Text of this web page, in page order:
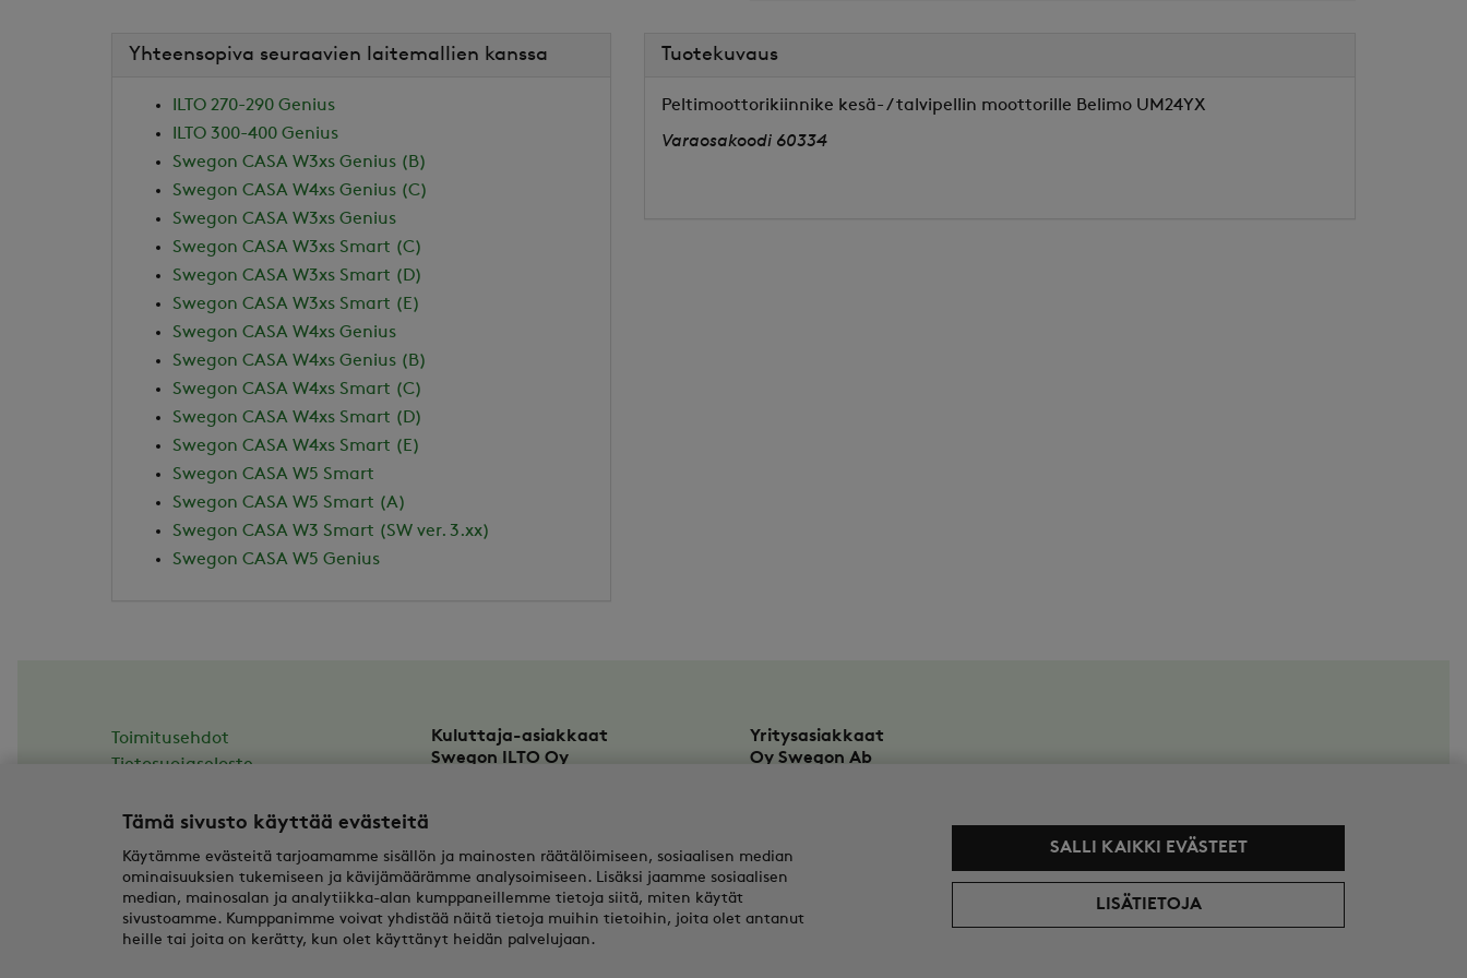
Tuotekuvaus
Peltimoottorikiinnike kesä- / talvipellin moottorille Belimo UM24YX
Varaosakoodi 60334
Yhteensopiva seuraavien laitemallien kanssa
ILTO 270-290 Genius
ILTO 300-400 Genius
Swegon CASA W3xs Genius (B)
Swegon CASA W4xs Genius (C)
Swegon CASA W3xs Genius
Swegon CASA W3xs Smart (C)
Swegon CASA W3xs Smart (D)
Swegon CASA W3xs Smart (E)
Swegon CASA W4xs Genius
Swegon CASA W4xs Genius (B)
Swegon CASA W4xs Smart (C)
Swegon CASA W4xs Smart (D)
Swegon CASA W4xs Smart (E)
Swegon CASA W5 Smart
Swegon CASA W5 Smart (A)
Swegon CASA W3 Smart (SW ver. 3.xx)
Swegon CASA W5 Genius
Toimitusehdot
Tietosuojaseloste
Kuluttaja-asiakkaat
Swegon ILTO Oy
Y-tunnus: 1615732-8
Yritysasiakkaat
Oy Swegon Ab
tekninentuki@swegon.fi
Y-tunnus: 0108352-2
Tämä sivusto käyttää evästeitä
Käytämme evästeitä tarjoamamme sisällön ja mainosten räätälöimiseen, sosiaalisen median
ominaisuuksien tukemiseen ja kävijämäärämme analysoimiseen. Lisäksi jaamme sosiaalisen
median, mainosalan ja analytiikka-alan kumppaneillemme tietoja siitä, miten käytät
sivustoamme. Kumppanimme voivat yhdistää näitä tietoja muihin tietoihin, joita olet antanut
heille tai joita on kerätty, kun olet käyttänyt heidän palvelujaan.
SALLI KAIKKI EVÄSTEET
LISÄTIETOJA